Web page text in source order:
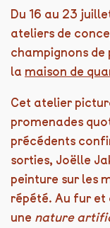
Du 16 au 23
ateliers de
champignons de
la maison de
Cet atelier
promenades
précédents
sorties, Joëlle
peinture sur les
répété. Au fur et
une nature